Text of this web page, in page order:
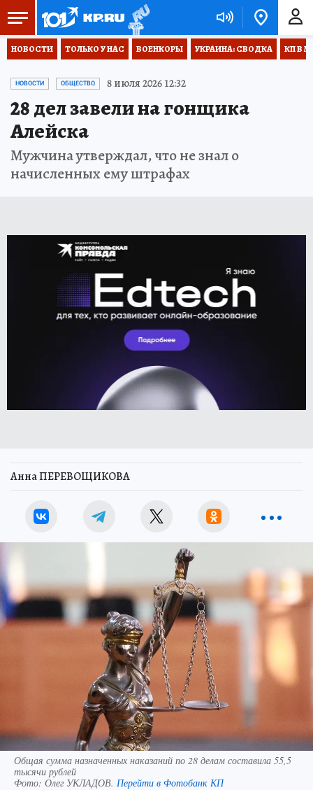
НОВОСТИ ТОЛЬКО У НАС ВОЕНКОРЫ УКРАИНА: СВОДКА КП В
НОВОСТИ ОБЩЕСТВО 8 июля 2026 12:32
28 дел завели на гонщика
Алейска
Мужчина утверждал, что не знал о
начисленных ему штрафах
Анна ПЕРЕВОЩИКОВА
Общая сумма назначенных наказаний по 28 делам составила 55,5
тысячи рублей
Фото: Олег УКЛАДОВ. Перейти в Фотобанк КП